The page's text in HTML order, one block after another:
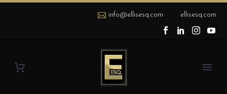
info@ellisesq.com ellisesq.com